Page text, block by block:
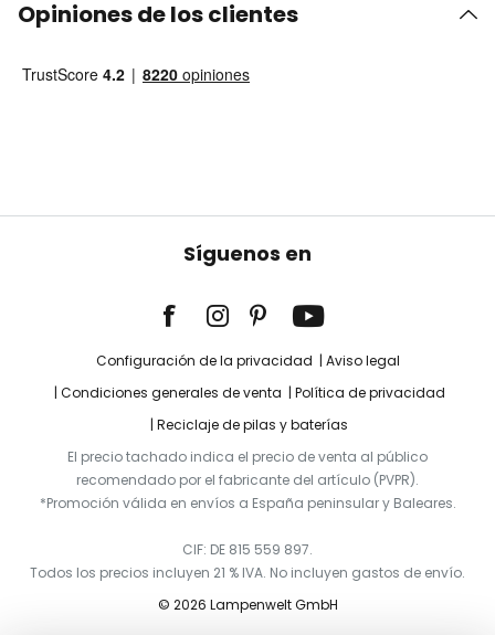
Opiniones de los clientes
Síguenos en
Configuración de la privacidad
Aviso legal
Condiciones generales de venta
Política de privacidad
Reciclaje de pilas y baterías
El precio tachado indica el precio de venta al público
recomendado por el fabricante del artículo (PVPR).
*Promoción válida en envíos a España peninsular y Baleares.
CIF: DE 815 559 897.
Todos los precios incluyen 21 % IVA. No incluyen gastos de envío.
© 2026 Lampenwelt GmbH